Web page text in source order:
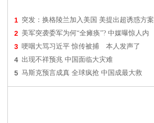
1 突发：换格陵兰加入美国 美提出超诱惑方案
2 美军突袭委军为何“全瘫痪”? 中媒曝惊人内
3 哽咽大骂习近平 惊传被捕 本人发声了
4 出现不祥预兆 中国面临大灾难
5 马斯克预言成真 全球疯抢 中国成最大救